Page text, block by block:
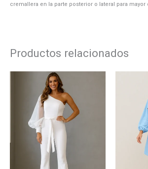
cremallera en la parte posterior o lateral para mayor
Productos relacionados